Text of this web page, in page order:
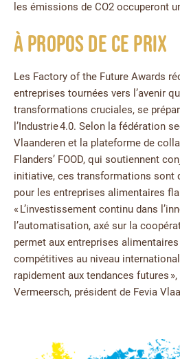
les émissions de CO2 occuperont
À propos de ce prix
Les Factory of the Future Awards
entreprises tournées vers l’avenir
transformations cruciales, se
l’Industrie 4.0. Selon la fédération
Vlaanderen et la plateforme de
Flanders’ FOOD, qui soutiennent
initiative, ces transformations sont
pour les entreprises alimentaires
« L’investissement continu dans
l’automatisation, axé sur la
permet aux entreprises
compétitives au niveau
rapidement aux tendances futures
Vermeersch, président de Fevia